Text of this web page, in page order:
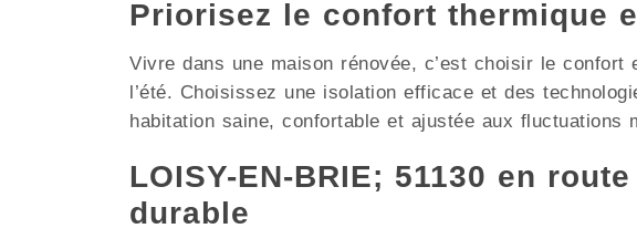
Priorisez le confort thermique
Vivre dans une maison rénovée, c’est choisir le
l’été. Choisissez une isolation efficace et des
habitation saine, confortable et ajustée aux fluctuations
LOISY-EN-BRIE; 51130 en
durable